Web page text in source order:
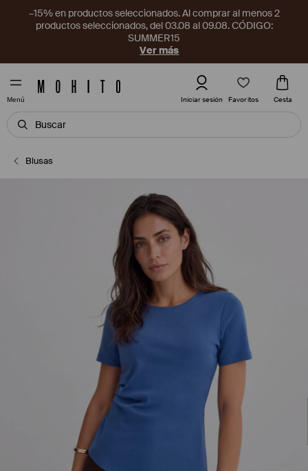
–15% en productos seleccionados. Al comprar al menos 2
productos seleccionados, del 03.08 al 09.08. CÓDIGO:
SUMMER15
Ver más
Menú Iniciar sesión Favoritos Cesta
Blusas